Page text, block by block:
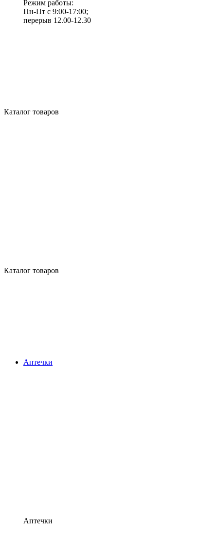
Режим работы:
Пн-Пт с 9:00-17:00;
перерыв 12.00-12.30
Каталог товаров
Каталог товаров
Аптечки
Аптечки